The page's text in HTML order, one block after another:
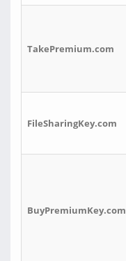
TakePremium.com
FileSharingKey.com
BuyPremiumKey.com